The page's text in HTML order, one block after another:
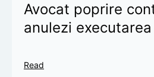
Avocat poprire
anulezi
Read